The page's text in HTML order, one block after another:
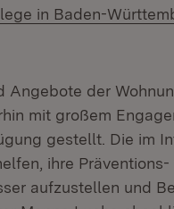
in Baden-
Angebote der
mit großem
gestellt. Die im
ihre
aufzustellen und